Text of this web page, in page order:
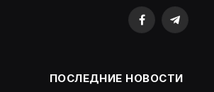
FacebookTelegram
ПОСЛЕДНИЕ НОВОСТИ